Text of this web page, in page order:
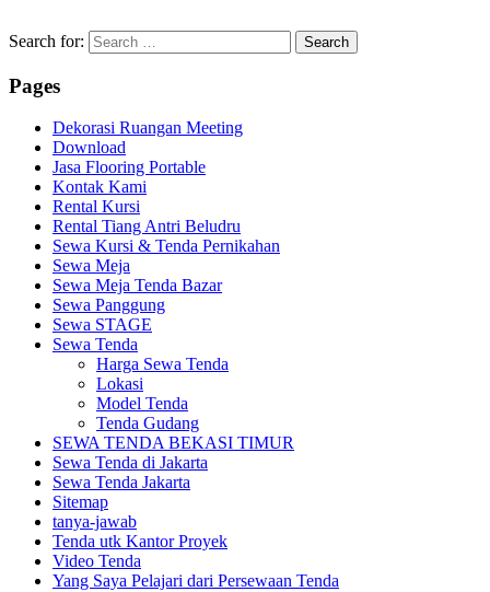
Search for:
Pages
Dekorasi Ruangan Meeting
Download
Jasa Flooring Portable
Kontak Kami
Rental Kursi
Rental Tiang Antri Beludru
Sewa Kursi & Tenda Pernikahan
Sewa Meja
Sewa Meja Tenda Bazar
Sewa Panggung
Sewa STAGE
Sewa Tenda
Harga Sewa Tenda
Lokasi
Model Tenda
Tenda Gudang
SEWA TENDA BEKASI TIMUR
Sewa Tenda di Jakarta
Sewa Tenda Jakarta
Sitemap
tanya-jawab
Tenda utk Kantor Proyek
Video Tenda
Yang Saya Pelajari dari Persewaan Tenda